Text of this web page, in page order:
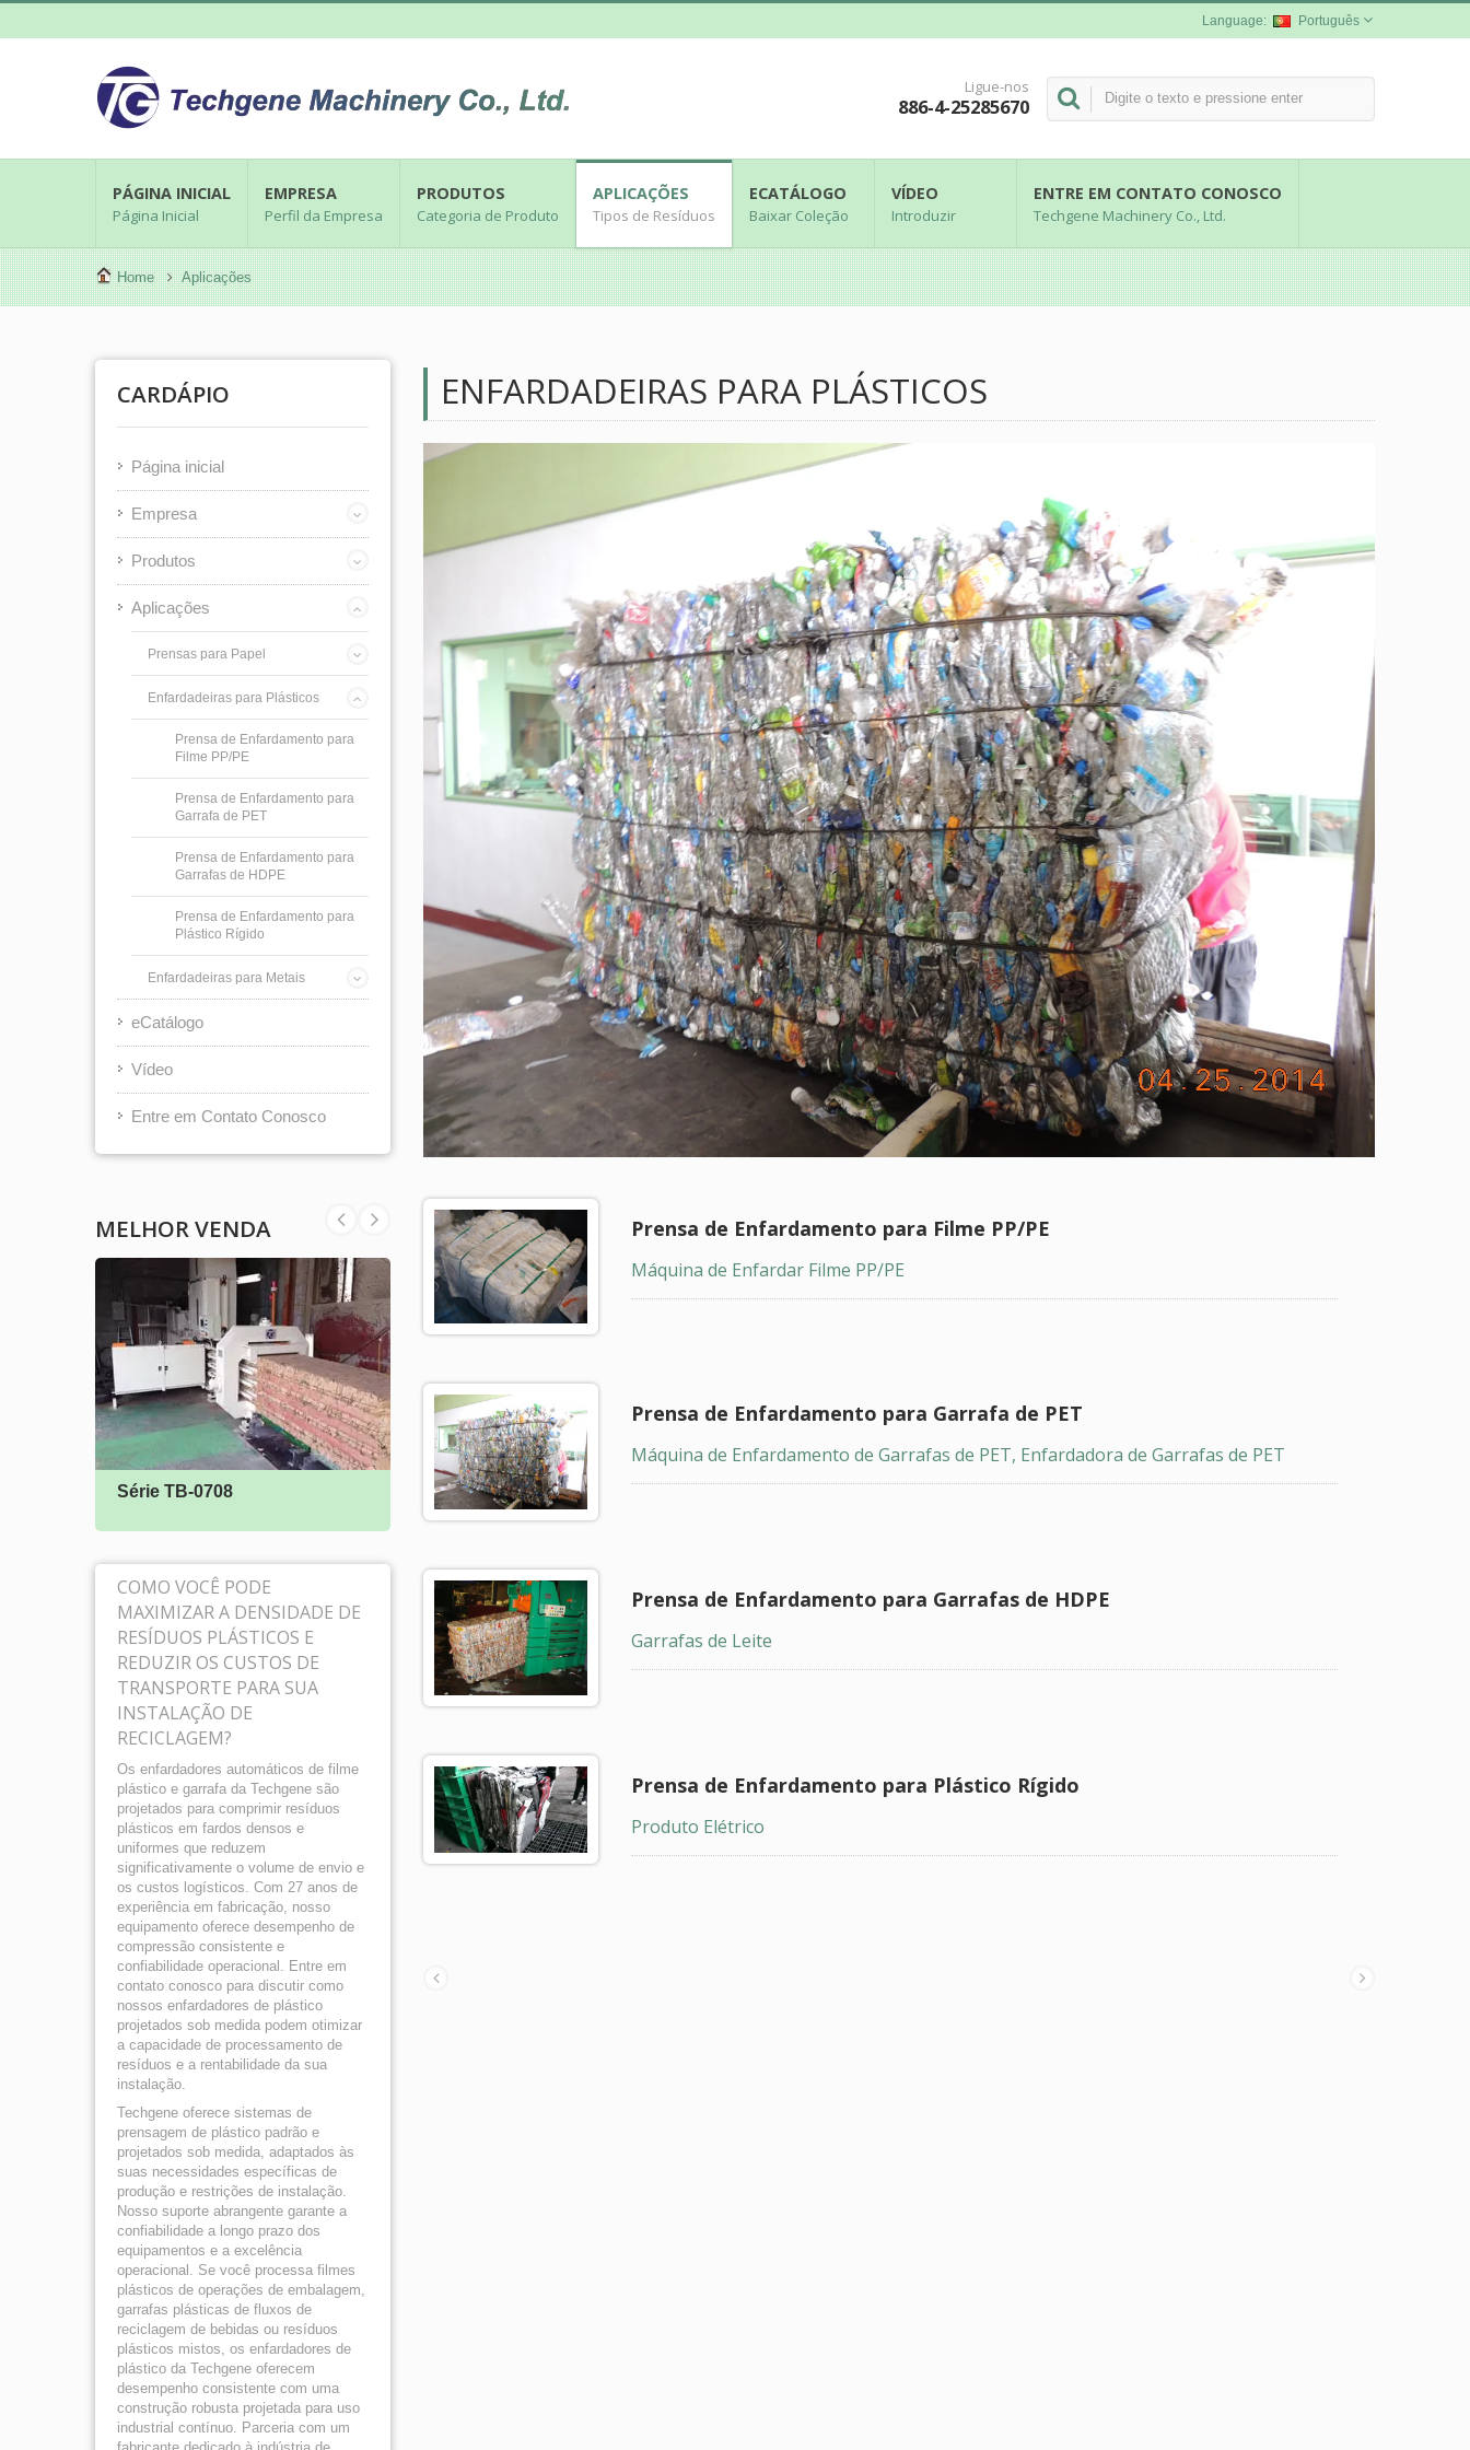
Português
Ligue-nos
886-4-25285670
PÁGINA INICIAL
Página Inicial
EMPRESA
Perfil da Empresa
PRODUTOS
Categoria de Produto
APLICAÇÕES
Tipos de Resíduos
ECATÁLOGO
Baixar Coleção
VÍDEO
Introduzir
ENTRE EM CONTATO CONOSCO
Techgene Machinery Co., Ltd.
Home Aplicações
CARDÁPIO
Página inicial
Empresa
Produtos
Aplicações
Prensas para Papel
Enfardadeiras para Plásticos
Prensa de Enfardamento para
Filme PP/PE
Prensa de Enfardamento para
Garrafa de PET
Prensa de Enfardamento para
Garrafas de HDPE
Prensa de Enfardamento para
Plástico Rígido
Enfardadeiras para Metais
eCatálogo
Vídeo
Entre em Contato Conosco
MELHOR VENDA
Série TB-0708 Série TB-0505
COMO VOCÊ PODE
MAXIMIZAR A DENSIDADE DE
RESÍDUOS PLÁSTICOS E
REDUZIR OS CUSTOS DE
TRANSPORTE PARA SUA
INSTALAÇÃO DE
RECICLAGEM?
Os enfardadores automáticos de filme
plástico e garrafa da Techgene são
projetados para comprimir resíduos
plásticos em fardos densos e
uniformes que reduzem
significativamente o volume de envio e
os custos logísticos. Com 27 anos de
experiência em fabricação, nosso
equipamento oferece desempenho de
compressão consistente e
confiabilidade operacional. Entre em
contato conosco para discutir como
nossos enfardadores de plástico
projetados sob medida podem otimizar
a capacidade de processamento de
resíduos e a rentabilidade da sua
instalação.
Techgene oferece sistemas de
prensagem de plástico padrão e
projetados sob medida, adaptados às
suas necessidades específicas de
produção e restrições de instalação.
Nosso suporte abrangente garante a
confiabilidade a longo prazo dos
equipamentos e a excelência
operacional. Se você processa filmes
plásticos de operações de embalagem,
garrafas plásticas de fluxos de
reciclagem de bebidas ou resíduos
plásticos mistos, os enfardadores de
plástico da Techgene oferecem
desempenho consistente com uma
construção robusta projetada para uso
industrial contínuo. Parceria com um
ENFARDADEIRAS PARA PLÁSTICOS
Prensa de Enfardamento para Filme PP/PE
Máquina de Enfardar Filme PP/PE
Prensa de Enfardamento para Garrafa de PET
Máquina de Enfardamento de Garrafas de PET, Enfardadora de Garrafas de PET
Prensa de Enfardamento para Garrafas de HDPE
Garrafas de Leite
Prensa de Enfardamento para Plástico Rígido
Produto Elétrico